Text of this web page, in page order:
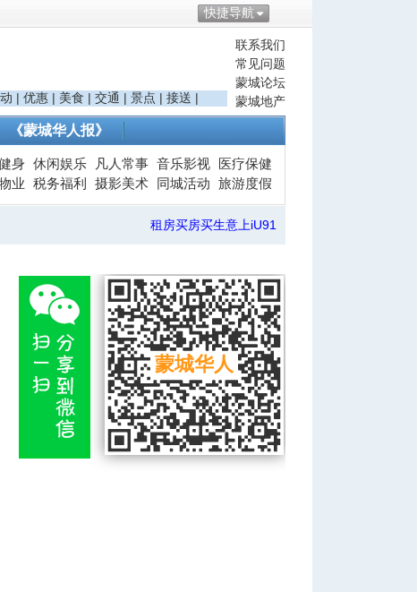
快捷导航
联系我们
常见问题
蒙城论坛
蒙城地产
| 优惠 | 美食 | 交通 | 景点 | 接送 |
《蒙城华人报》
身 休闲娱乐 凡人常事 音乐影视
医疗保健
业 税务福利 摄影美术 同城活动 旅游度假
租房买房买生意上iU91